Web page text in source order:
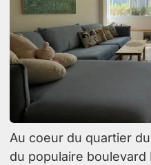
Au coeur du quartier
du populaire boulevard